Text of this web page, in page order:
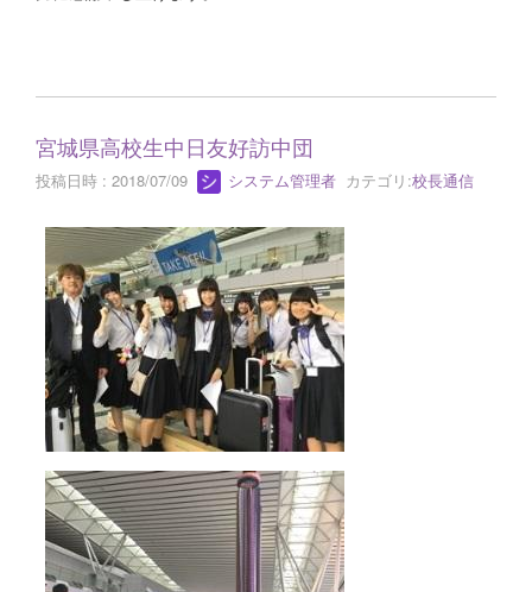
宮城県高校生中日友好訪中団
投稿日時 : 2018/07/09 システム管理者 カテゴリ:校長通信